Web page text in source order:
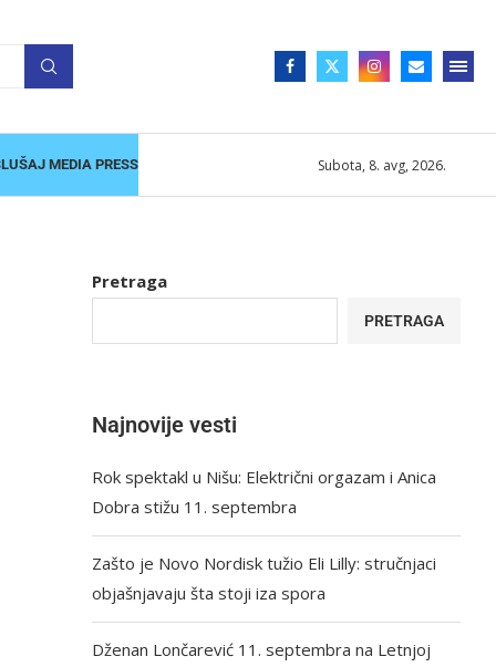
MEDIA PRESS Subota, 8. avg, 2026.
Pretraga
PRETRAGA
Najnovije vesti
Rok spektakl u Nišu: Električni orgazam i Anica
Dobra stižu 11. septembra
Zašto je Novo Nordisk tužio Eli Lilly: stručnjaci
objašnjavaju šta stoji iza spora
Dženan Lončarević 11. septembra na Letnjoj